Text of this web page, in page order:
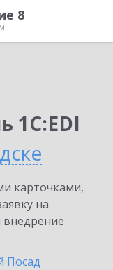
8
1C:EDI
карточками,
на
Посад